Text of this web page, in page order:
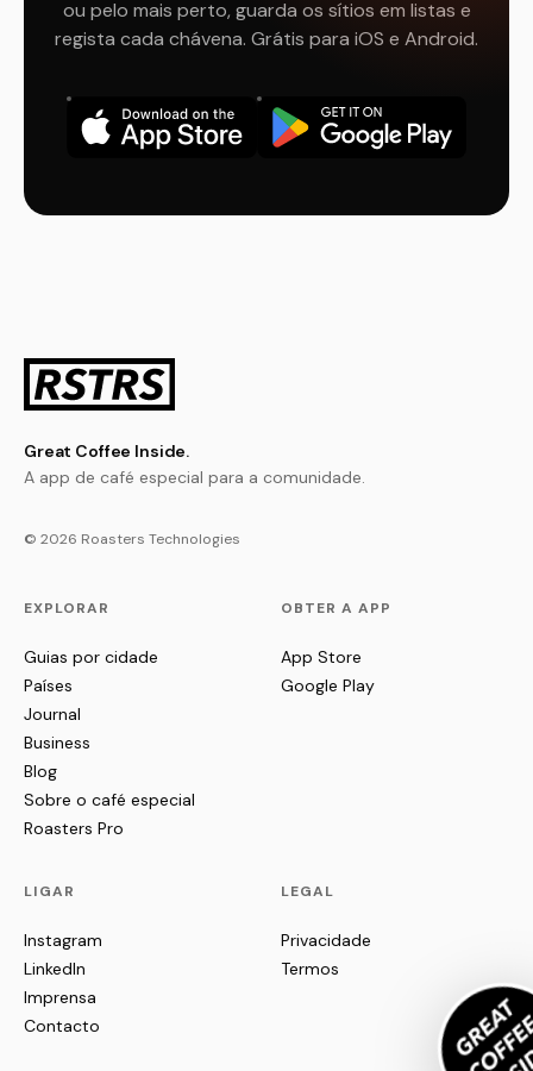
ou pelo mais perto, guarda os sítios em listas e
regista cada chávena. Grátis para iOS e Android.
Great Coffee Inside.
A app de café especial para a comunidade.
© 2026 Roasters Technologies
EXPLORAR
Guias por cidade
Países
Journal
Business
Blog
Sobre o café especial
Roasters Pro
OBTER A APP
App Store
Google Play
LIGAR
Instagram
LinkedIn
Imprensa
Contacto
LEGAL
Privacidade
Termos